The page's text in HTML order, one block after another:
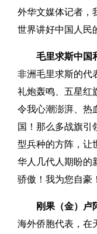
外华文媒体记者，
世界讲好中国人民
毛里求斯中国
非洲毛里求斯的代
礼炮轰鸣、五星红
令我心潮澎湃、热
国！那么多战旗引
型兵种的方阵，让
华人几代人期盼
骄傲！我为您自豪
刚果（金）卢
海外侨胞代表，在